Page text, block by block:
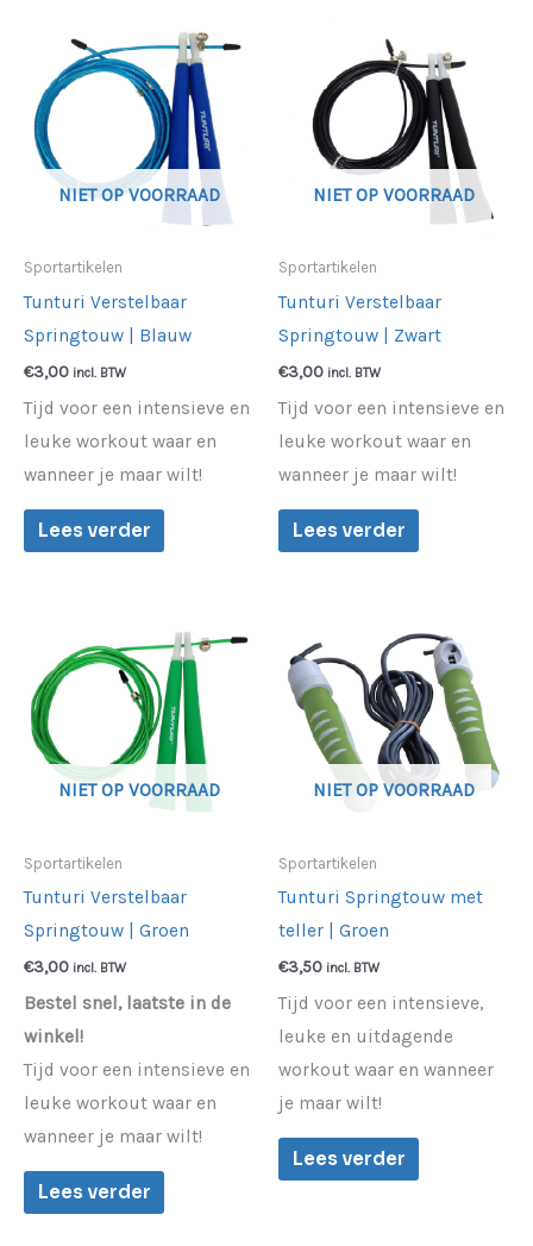
NIET OP VOORRAAD
Sportartikelen
Tunturi Verstelbaar
Springtouw | Blauw
€3,00 incl. BTW
Tijd voor een intensieve en
leuke workout waar en
wanneer je maar wilt!
Lees verder
NIET OP VOORRAAD
Sportartikelen
Tunturi Verstelbaar
Springtouw | Zwart
€3,00 incl. BTW
Tijd voor een intensieve en
leuke workout waar en
wanneer je maar wilt!
Lees verder
NIET OP VOORRAAD
Sportartikelen
Tunturi Verstelbaar
Springtouw | Groen
€3,00 incl. BTW
Bestel snel, laatste in de
winkel!
Tijd voor een intensieve en
leuke workout waar en
wanneer je maar wilt!
Lees verder
NIET OP VOORRAAD
Sportartikelen
Tunturi Springtouw met
teller | Groen
€3,50 incl. BTW
Tijd voor een intensieve,
leuke en uitdagende
workout waar en wanneer
je maar wilt!
Lees verder